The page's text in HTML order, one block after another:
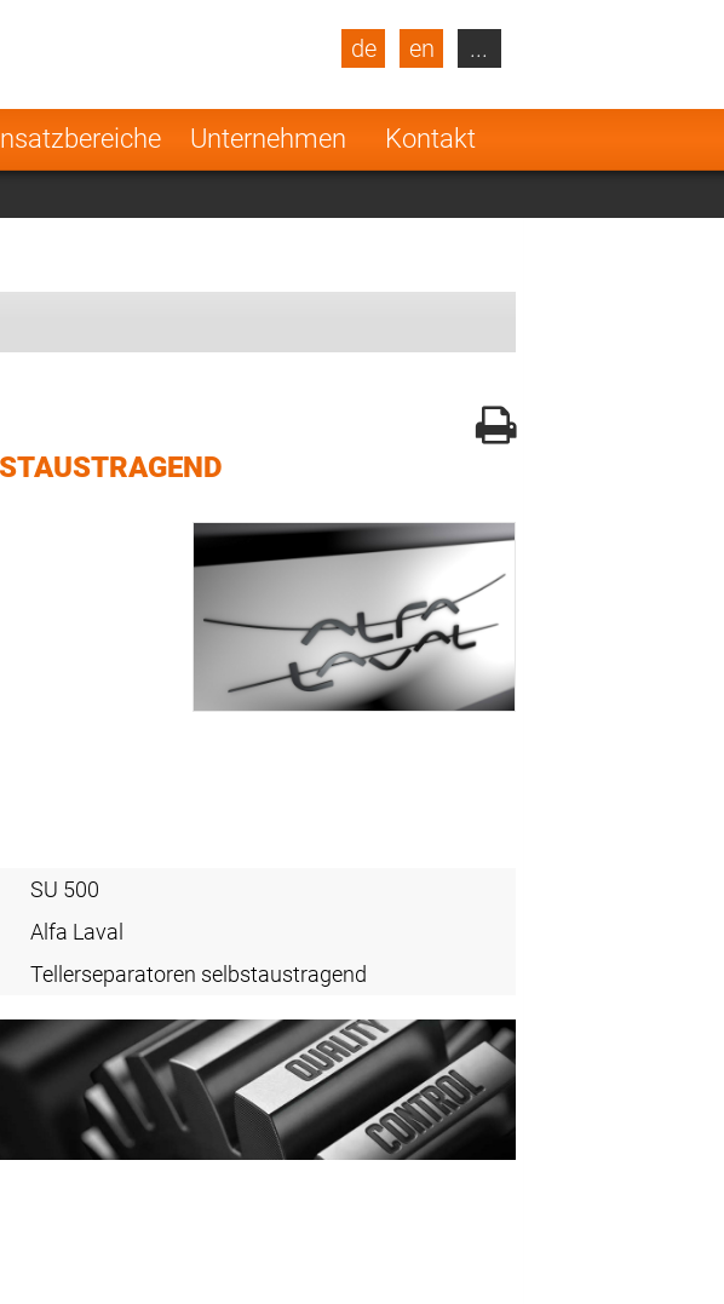
Unternehmen Kontakt
de en
Turkey
Norway
Netherlands
...
SU 500
Alfa Laval
Tellerseparatoren selbstaustragend